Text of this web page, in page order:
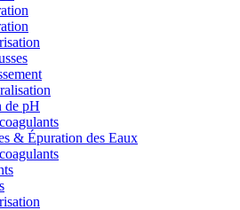
de pH
& Épuration des Eaux